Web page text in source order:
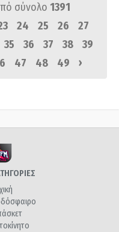
σύνολο 1391
24 25 26
27
35 36 37 38
39
47 48 49 ›